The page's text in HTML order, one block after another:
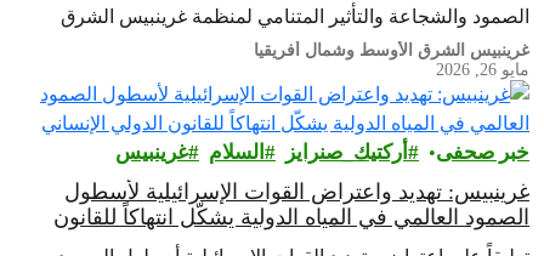
الصمود والشجاعة والتأثير المتنامي لمنظمة غرينبيس الشرق
الأوسط وشمال أفريقيا
غرينبيس الشرق الأوسط وشمال أفريقيا
مايو 26, 2026
خبر صحفى أركتيك_صنرايز السلام غرينبيس‎
غرينبيس: تهديد واعتراض القوات الإسرائيلية لأسطول
الصمود العالمي في المياه الدولية يشكّل انتهاكاً للقانون
الدولي الإنساني